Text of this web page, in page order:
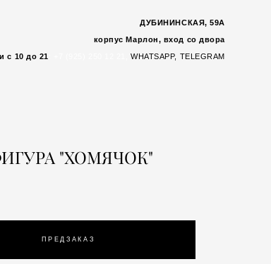
ДУБИНИНСКАЯ, 59А
корпус Марлон, вход со двора
с 10 до 21
+7 (925) 250 12 21,WHATSAPP, TELEGRAM
"ХОМЯЧОК"
ПРЕДЗАКАЗ